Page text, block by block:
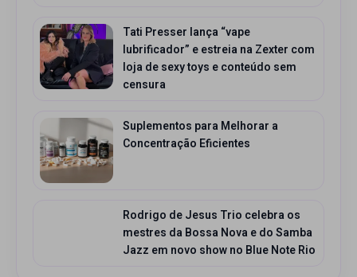
Tati Presser lança “vape
lubrificador” e estreia na Zexter com
loja de sexy toys e conteúdo sem
censura
Suplementos para Melhorar a
Concentração Eficientes
Rodrigo de Jesus Trio celebra os
mestres da Bossa Nova e do Samba
Jazz em novo show no Blue Note Rio